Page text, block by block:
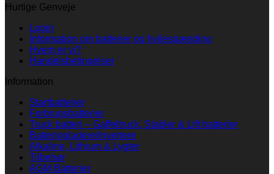
Hurtige Genveje
Login
Information om batterier og hvilespænding
Hvem er vi?
Handelsbetingelser
Information
Startbatterier
Forbrugsbatterier
Truck batteri – Gaffeltruck, Stabler & Lift batterier
Batteriopladere/Invertere
Alkaline, Lithium & Lygter
Tilbehør
AGM Batterier